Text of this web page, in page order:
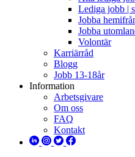
Lediga jobb |
Jobba
Jobba
Volontär
Karriärråd
Blogg
Jobb 13-18år
Information
Arbetsgivare
Om oss
FAQ
Kontakt